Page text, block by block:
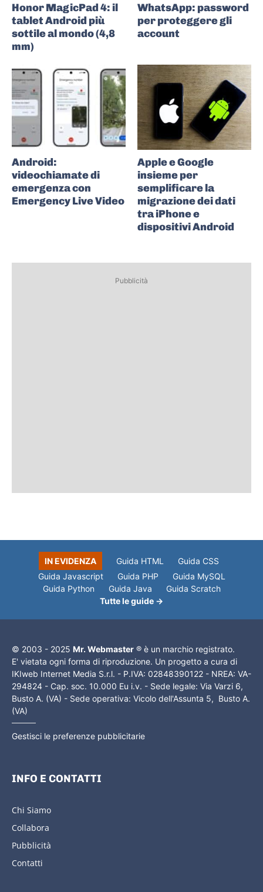
Honor MagicPad 4: il
tablet Android più
sottile al mondo (4,8
mm)
WhatsApp: password
per proteggere gli
account
Android:
videochiamate di
emergenza con
Emergency Live Video
Apple e Google
insieme per
semplificare la
migrazione dei dati
tra iPhone e
dispositivi Android
Pubblicità
IN EVIDENZA Guida HTML
Guida CSS
Guida Javascript
Guida PHP
Guida MySQL
Guida Python
Guida Java
Guida Scratch
Tutte le guide →
© 2003 - 2025 Mr. Webmaster ® è un marchio registrato.
E' vietata ogni forma di riproduzione. Un progetto a cura di
IKIweb Internet Media S.r.l. - P.IVA: 02848390122 - NREA: VA-
294824 - Cap. soc. 10.000 Eu i.v. - Sede legale: Via Varzi 6,
Busto A. (VA) - Sede operativa: Vicolo dell'Assunta 5, Busto A.
(VA)
Gestisci le preferenze pubblicitarie
INFO E CONTATTI
Chi Siamo
Collabora
Pubblicità
Contatti